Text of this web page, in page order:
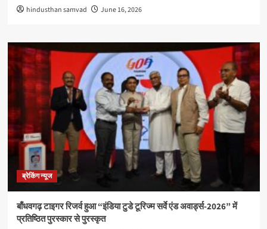
hindusthan samvad June 16, 2026
ब्रेकिंग न्यूज
बाँधवगढ़ टाइगर रिजर्व हुआ “इंडिया टुडे टूरिज्म सर्वे एंड अवार्ड्स-2026” में
प्रतिष्ठित पुरस्कार से पुरस्कृत